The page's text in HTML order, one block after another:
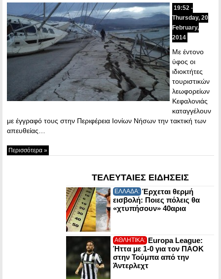
19:52 -
Thursday, 20
February,
2014
Με έντονο
ύφος οι
ιδιοκτήτες
τουριστικών
λεωφορείων
Κεφαλονιάς
καταγγέλουν
με έγγραφό τους στην Περιφέρεια Ιονίων Νήσων την τακτική των
απευθείας…
Περισσότερα »
ΤΕΛΕΥΤΑΙΕΣ ΕΙΔΗΣΕΙΣ
ΕΛΛΑΔΑ: Έρχεται θερμή
εισβολή: Ποιες πόλεις θα
«χτυπήσουν» 40αρια
ΑΘΛΗΤΙΚΑ: Europa League:
Ήττα με 1-0 για τον ΠΑΟΚ
στην Τούμπα από την
Άντερλεχτ